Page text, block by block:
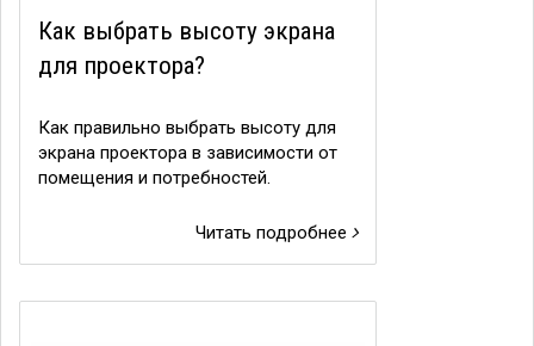
Как выбрать высоту экрана
для проектора?
Как правильно выбрать высоту для
экрана проектора в зависимости от
помещения и потребностей.
Читать подробнее